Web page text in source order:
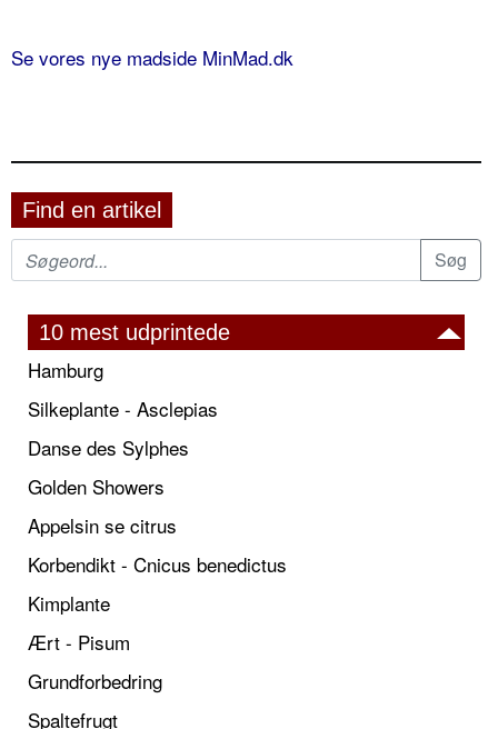
Se vores nye madside MinMad.dk
Find en artikel
10 mest udprintede
Hamburg
Silkeplante - Asclepias
Danse des Sylphes
Golden Showers
Appelsin se citrus
Korbendikt - Cnicus benedictus
Kimplante
Ært - Pisum
Grundforbedring
Spaltefrugt